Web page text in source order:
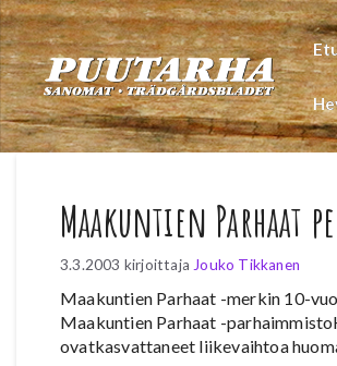
Siirry
sisältöön
Maakuntien Parhaat
3.3.2003 kirjoittaja Jouko Tikkanen
Maakuntien Parhaat -merkin 10-
Maakuntien Parhaat -
ovatkasvattaneet liikevaihtoa